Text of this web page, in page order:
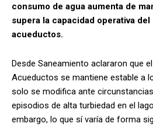
consumo de agua aumenta de
supera la capacidad operativa del
acueductos.
Desde Saneamiento aclararon que
Acueductos se mantiene estable a
solo se modifica ante
episodios de alta turbiedad en el
embargo, lo que sí varía de forma